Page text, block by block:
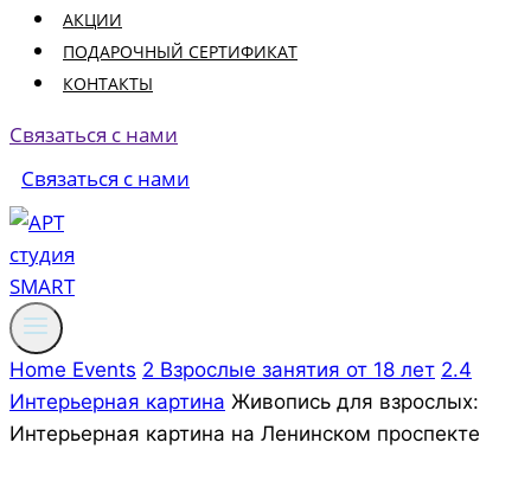
АКЦИИ
ПОДАРОЧНЫЙ СЕРТИФИКАТ
КОНТАКТЫ
Связаться с нами
Связаться с нами
Home Events 2 Взрослые занятия от 18 лет 2.4
Интерьерная картина Живопись для взрослых:
Интерьерная картина на Ленинском проспекте